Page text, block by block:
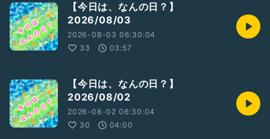
【今日は、なんの日？】
2026/08/03
2026-08-03 06:30:04
33
03:57
【今日は、なんの日？】
2026/08/02
2026-08-02 06:30:04
30
04:00